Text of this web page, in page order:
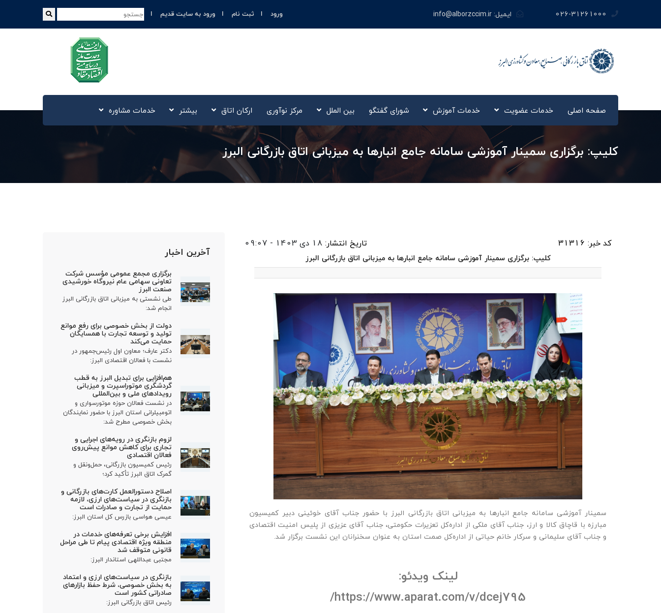
026-31261000 ایمیل:info@alborzccim.ir ورود ثبت نام ورود به سایت قدیم
صفحه اصلی خدمات عضویت خدمات آموزش شورای گفتگو بین الملل مرکز نوآوری‌ ارکان اتاق بیشتر خدمات مشاوره
کلیپ: برگزاری سمینار آموزشی سامانه جامع انبارها به میزبانی اتاق بازرگانی البرز
کد خبر: 31316 تاریخ انتشار: 18 دی 1403 - 09:07
کلیپ: برگزاری سمینار آموزشی سامانه جامع انبارها به میزبانی اتاق بازرگانی البرز
سمینار آموزشی سامانه جامع انبارها به میزبانی اتاق بازرگانی البرز با حضور جناب آقای خوئینی‌ دبیر کمیسیون
مبارزه با قاچاق کالا و ارز، جناب آقای ملکی از اداره‌کل تعزیرات حکومتی، جناب آقای عزیزی از پلیس امنیت اقتصادی
و جناب آقای سلیمانی و سرکار خانم حیاتی از اداره‌کل صمت استان به عنوان سخنرانان این نشست برگزار شد.
لینک ویدئو:
https://www.aparat.com/v/dcej795/
آخرین اخبار
برگزاری مجمع عمومی مؤسس شرکت
تعاونی سهامی عام نیروگاه خورشیدی
صنعت البرز
طی نشستی به میزبانی اتاق بازرگانی البرز
انجام شد:
دولت از بخش خصوصی برای رفع موانع
تولید و توسعه تجارت با همسایگان
حمایت می‌کند
دکتر عارف؛ معاون اول رئیس‌جمهور در
نشست با فعالان اقتصادی البرز:
هم‌افزایی برای تبدیل البرز به قطب
گردشگری موتوراسپرت و میزبانی
رویدادهای ملی و بین‌المللی
در نشست فعالان حوزه موتورسواری و
اتومبیلرانی استان البرز با حضور نمایندگان
بخش خصوصی مطرح شد:
لزوم بازنگری در رویه‌های اجرایی و
تجاری برای کاهش موانع پیش‌روی
فعالان اقتصادی
رئیس کمیسیون بازرگانی، حمل‌ونقل و
گمرک اتاق البرز تأکید کرد؛
اصلاح دستورالعمل کارت‌های بازرگانی و
بازنگری در سیاست‌های ارزی، لازمه
حمایت از تجارت و صادرات است
عیسی هواسی بازرس کل استان البرز:
افزایش برخی تعرفه‌های خدمات در
منطقه ویژه اقتصادی پیام تا طی مراحل
قانونی متوقف شد
مجتبی عبداللهی استاندار البرز:
بازنگری در سیاست‌های ارزی و اعتماد
به بخش خصوصی، شرط حفظ بازارهای
صادراتی کشور است
رئیس اتاق بازرگانی البرز: